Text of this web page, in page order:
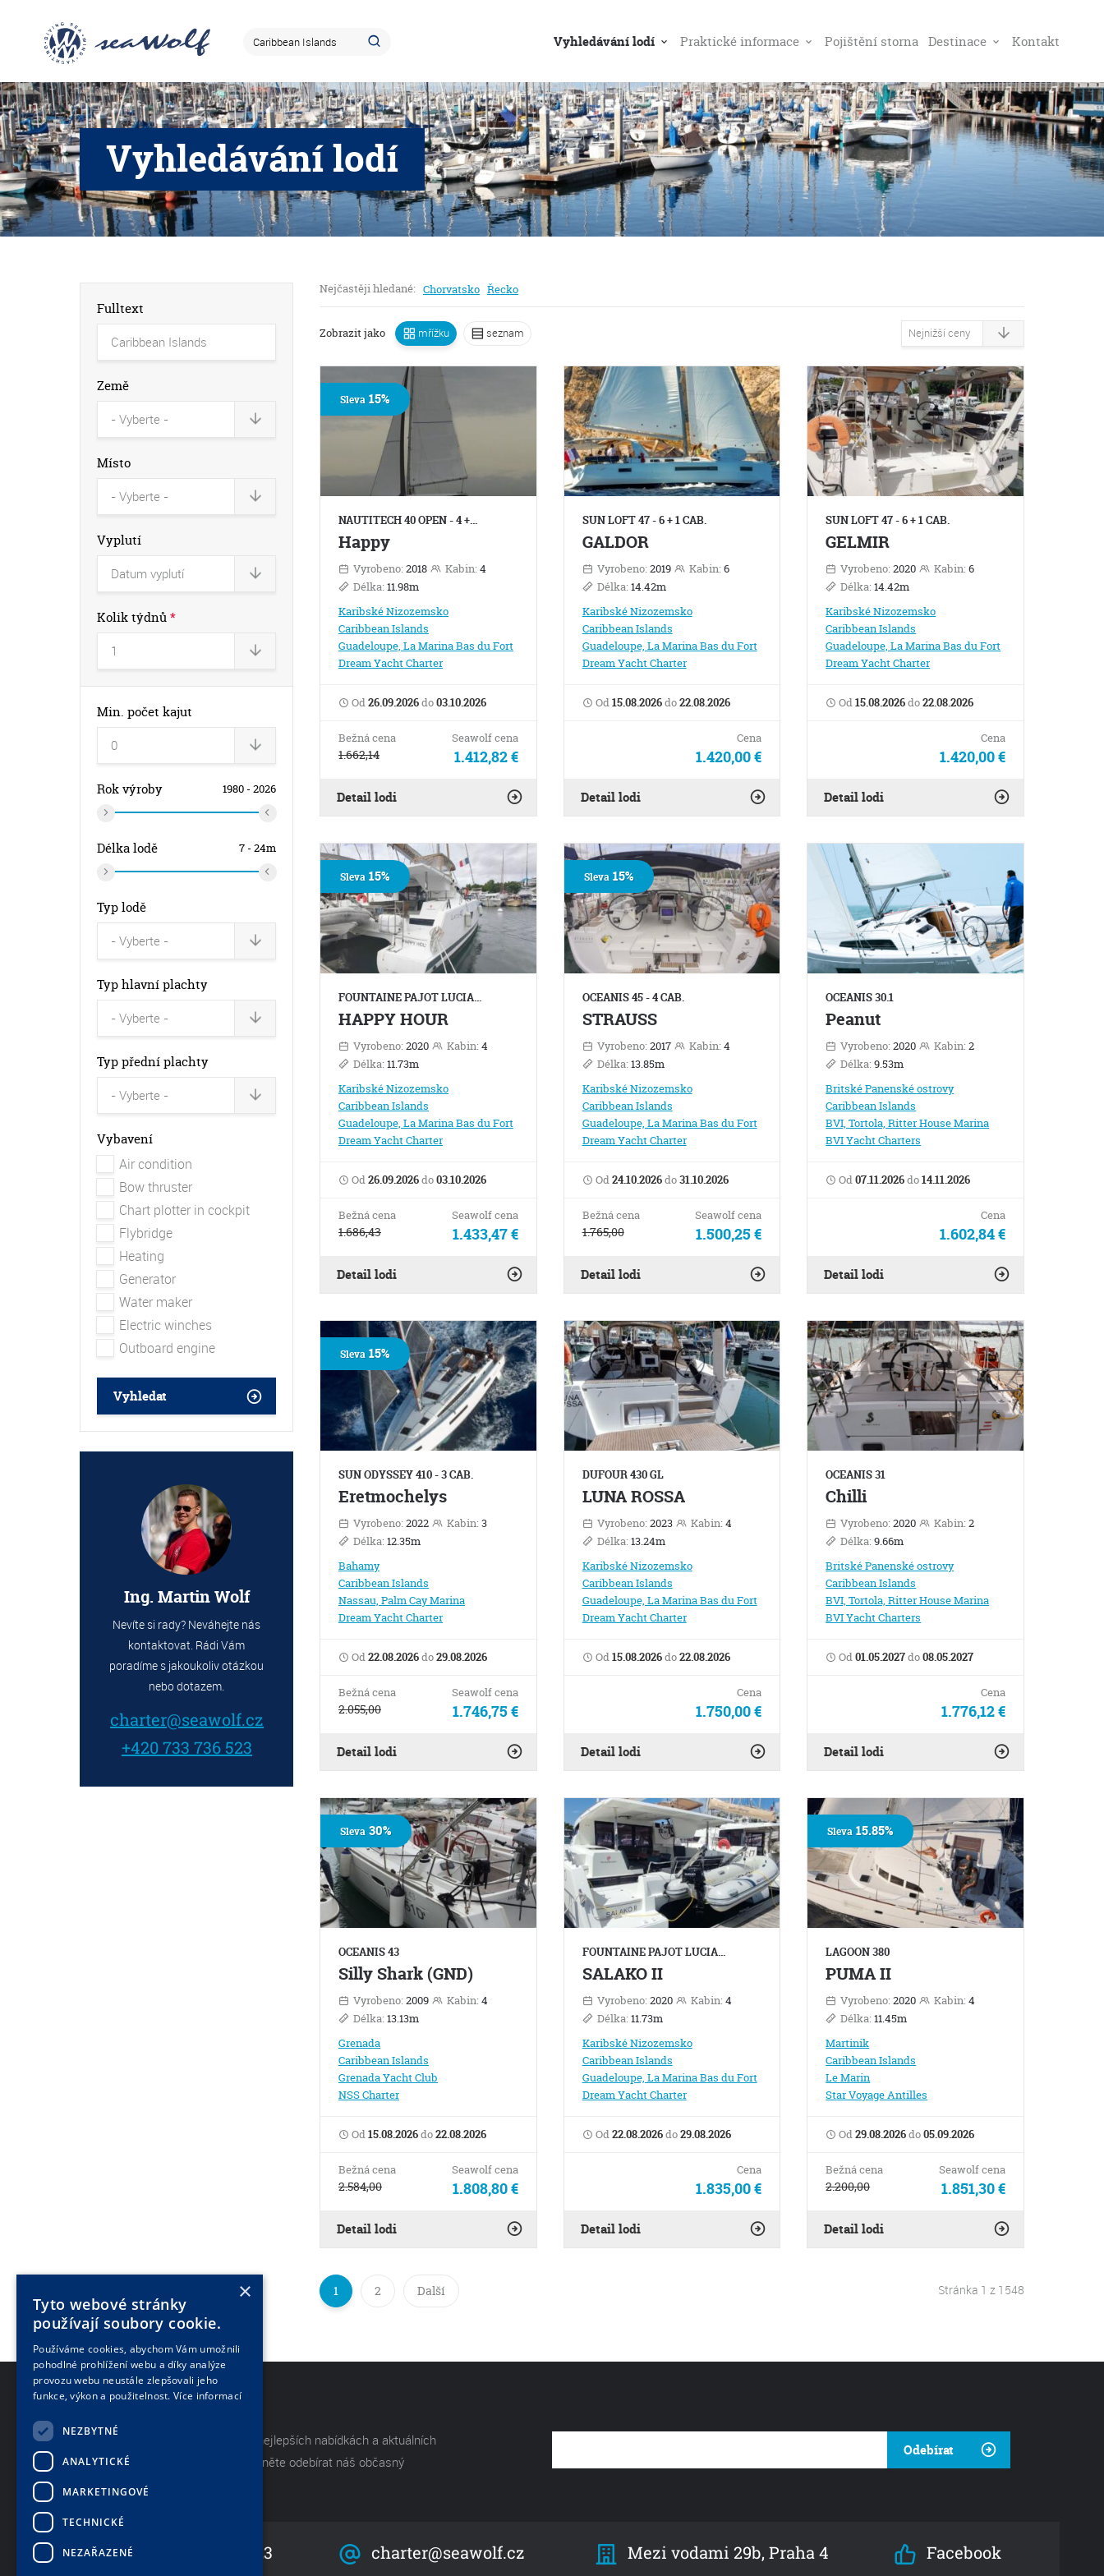
Navigace
Vyhledávání lodí Praktické informace Pojištění storna Destinace Kontakt
Vyhledávání lodí
Nejčastěji hledané: Chorvatsko Řecko
Zobrazit jako mřížku seznam
NAUTITECH 40 OPEN - 4 +…
Happy
Vyrobeno: 2018 Kabin: 4
Délka: 11.98m
Karibské Nizozemsko
Caribbean Islands
Guadeloupe, La Marina Bas du Fort
Dream Yacht Charter
Od 26.09.2026do03.10.2026
Bežná cena
1.662,14
Seawolf cena
1.412,82 €
Sleva 15%
Detail lodi
SUN LOFT 47 - 6 + 1 CAB.
GALDOR
Vyrobeno: 2019 Kabin: 6
Délka: 14.42m
Karibské Nizozemsko
Caribbean Islands
Guadeloupe, La Marina Bas du Fort
Dream Yacht Charter
Od 15.08.2026do22.08.2026
Cena
1.420,00 €
Detail lodi
SUN LOFT 47 - 6 + 1 CAB.
GELMIR
Vyrobeno:2020 Kabin:6
Délka:14.42m
Karibské Nizozemsko
Caribbean Islands
Guadeloupe, La Marina Bas du Fort
Dream Yacht Charter
Od15.08.2026do22.08.2026
Cena
1.420,00 €
Detail lodi
FOUNTAINE PAJOT LUCIA…
HAPPY HOUR
Vyrobeno: 2020 Kabin: 4
Délka: 11.73m
Karibské Nizozemsko
Caribbean Islands
Guadeloupe, La Marina Bas du Fort
Dream Yacht Charter
Od 26.09.2026do03.10.2026
Bežná cena
1.686,43
Seawolf cena
1.433,47 €
Sleva 15%
Detail lodi
OCEANIS 45 - 4 CAB.
STRAUSS
Vyrobeno: 2017 Kabin: 4
Délka: 13.85m
Karibské Nizozemsko
Caribbean Islands
Guadeloupe, La Marina Bas du Fort
Dream Yacht Charter
Od 24.10.2026do31.10.2026
Bežná cena
1.765,00
Seawolf cena
1.500,25 €
Sleva15%
Detail lodi
OCEANIS 30.1
Peanut
Vyrobeno:2020 Kabin:2
Délka:9.53m
Britské Panenské ostrovy
Caribbean Islands
BVI, Tortola, Ritter House Marina
BVI Yacht Charters
Od07.11.2026do14.11.2026
Cena
1.602,84 €
Detail lodi
SUN ODYSSEY 410 - 3 CAB.
Eretmochelys
Vyrobeno: 2022 Kabin: 3
Délka: 12.35m
Bahamy
Caribbean Islands
Nassau, Palm Cay Marina
Dream Yacht Charter
Od 22.08.2026do29.08.2026
Bežná cena
2.055,00
Seawolf cena
1.746,75 €
Sleva 15%
Detail lodi
DUFOUR 430 GL
LUNA ROSSA
Vyrobeno: 2023 Kabin: 4
Délka: 13.24m
Karibské Nizozemsko
Caribbean Islands
Guadeloupe, La Marina Bas du Fort
Dream Yacht Charter
Od 15.08.2026do22.08.2026
Cena
1.750,00 €
Detail lodi
OCEANIS 31
Chilli
Vyrobeno:2020 Kabin:2
Délka:9.66m
Britské Panenské ostrovy
Caribbean Islands
BVI, Tortola, Ritter House Marina
BVI Yacht Charters
Od01.05.2027do08.05.2027
Cena
1.776,12 €
Detail lodi
OCEANIS 43
Silly Shark (GND)
Vyrobeno: 2009 Kabin: 4
Délka: 13.13m
Grenada
Caribbean Islands
Grenada Yacht Club
NSS Charter
Od 15.08.2026do22.08.2026
Bežná cena
2.584,00
Seawolf cena
1.808,80 €
Sleva 30%
Detail lodi
FOUNTAINE PAJOT LUCIA…
SALAKO II
Vyrobeno: 2020 Kabin: 4
Délka: 11.73m
Karibské Nizozemsko
Caribbean Islands
Guadeloupe, La Marina Bas du Fort
Dream Yacht Charter
Od 22.08.2026do29.08.2026
Cena
1.835,00 €
Detail lodi
LAGOON 380
PUMA II
Vyrobeno:2020 Kabin:4
Délka:11.45m
Martinik
Caribbean Islands
Le Marin
Star Voyage Antilles
Od29.08.2026do05.09.2026
Bežná cena
2.200,00
Seawolf cena
1.851,30 €
Sleva 15.85%
Detail lodi
1 2 Další Stránka 1 z 1548
Fulltext
Země
Místo
Vyplutí
Kolik týdnů*
Min. počet kajut
Rok výroby 1980 - 2026
Rok
výroby
Rok
výroby
do
Délka lodě 7 - 24m
Délka
od
Délka
Typ lodě
Typ hlavní plachty
Typ přední plachty
Vybavení
Air condition
Bow thruster
Chart plotter in cockpit
Flybridge
Heating
Generator
Water maker
Electric winches
Outboard engine
Vyhledat
Ing. Martin Wolf
Nevíte si rady? Neváhejte nás
kontaktovat. Rádi Vám
poradíme s jakoukoliv otázkou
nebo dotazem.
charter@seawolf.cz
+420 733 736 523
NEWSLETTER
Mějte neustále přehled o těch nejlepších nabídkách a aktuálních
akcích od naší společnosti. Začněte odebírat náš občasný
zpravodaj.
Odebírat
+420 733 736 523 charter@seawolf.cz Mezi vodami 29b, Praha 4 Facebook
×
Tyto webové stránky
používají soubory cookie.
Používáme cookies, abychom Vám umožnili
pohodlné prohlížení webu a díky analýze
provozu webu neustále zlepšovali jeho
funkce, výkon a použitelnost.Více informací
NEZBYTNÉ
ANALYTICKÉ
MARKETINGOVÉ
TECHNICKÉ
NEZAŘAZENÉ